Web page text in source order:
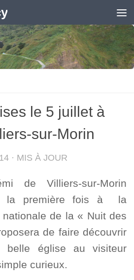
le 5 juillet à
sur-Morin
· MIS À JOUR
de Villiers-sur-Morin
la première fois à la
de la « Nuit des
de faire découvrir
belle église au visiteur
curieux.